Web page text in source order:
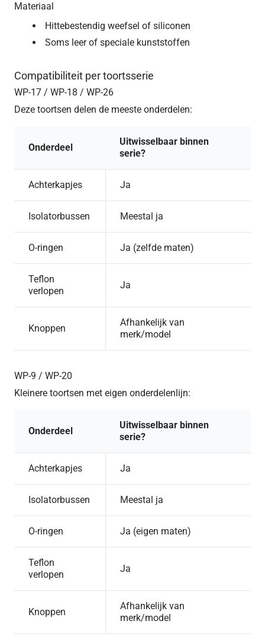
Materiaal
Hittebestendig weefsel of siliconen
Soms leer of speciale kunststoffen
Compatibiliteit per toortsserie
WP-17 / WP-18 / WP-26
Deze toortsen delen de meeste onderdelen:
Onderdeel
Uitwisselbaar binnen
serie?
Achterkapjes Ja
Isolatorbussen Meestal ja
O-ringen Ja (zelfde maten)
Teflon
verlopen
Ja
Knoppen
Afhankelijk van
merk/model
WP-9 / WP-20
Kleinere toortsen met eigen onderdelenlijn:
Onderdeel
Uitwisselbaar binnen
serie?
Achterkapjes Ja
Isolatorbussen Meestal ja
O-ringen Ja (eigen maten)
Teflon
verlopen
Ja
Knoppen
Afhankelijk van
merk/model